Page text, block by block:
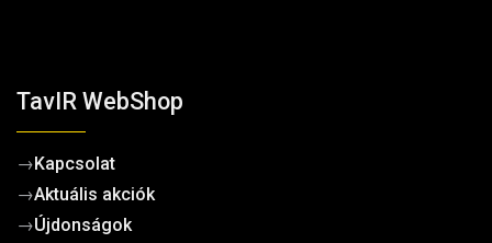
TavIR WebShop
→Kapcsolat
→Aktuális akciók
→Újdonságok